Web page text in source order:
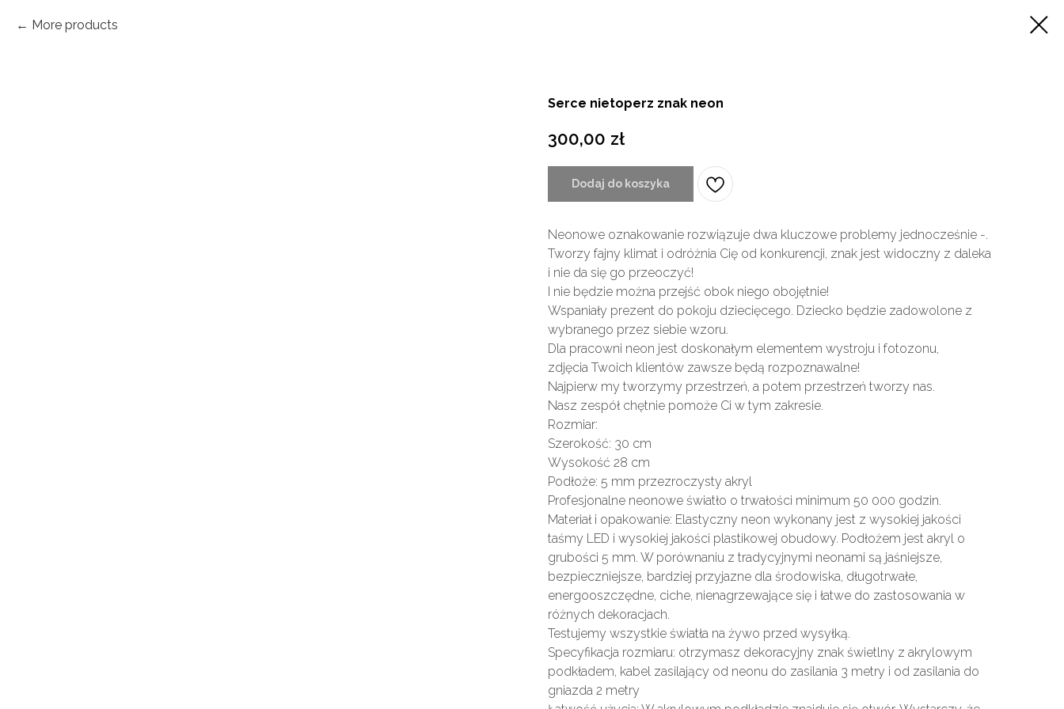
More products
Serce nietoperz znak neon
300,00 zł
Dodaj do koszyka
Neonowe oznakowanie rozwiązuje dwa kluczowe problemy jednocześnie -.
Tworzy fajny klimat i odróżnia Cię od konkurencji, znak jest widoczny z daleka
i nie da się go przeoczyć!
I nie będzie można przejść obok niego obojętnie!
Wspaniały prezent do pokoju dziecięcego. Dziecko będzie zadowolone z
wybranego przez siebie wzoru.
Dla pracowni neon jest doskonałym elementem wystroju i fotozonu,
zdjęcia Twoich klientów zawsze będą rozpoznawalne!
Najpierw my tworzymy przestrzeń, a potem przestrzeń tworzy nas.
Nasz zespół chętnie pomoże Ci w tym zakresie.
Rozmiar:
Szerokość: 30 cm
Wysokość 28 cm
Podłoże: 5 mm przezroczysty akryl
Profesjonalne neonowe światło o trwałości minimum 50 000 godzin.
Materiał i opakowanie: Elastyczny neon wykonany jest z wysokiej jakości
taśmy LED i wysokiej jakości plastikowej obudowy. Podłożem jest akryl o
grubości 5 mm. W porównaniu z tradycyjnymi neonami są jaśniejsze,
bezpieczniejsze, bardziej przyjazne dla środowiska, długotrwałe,
energooszczędne, ciche, nienagrzewające się i łatwe do zastosowania w
różnych dekoracjach.
Testujemy wszystkie światła na żywo przed wysyłką.
Specyfikacja rozmiaru: otrzymasz dekoracyjny znak świetlny z akrylowym
podkładem, kabel zasilający od neonu do zasilania 3 metry i od zasilania do
gniazda 2 metry